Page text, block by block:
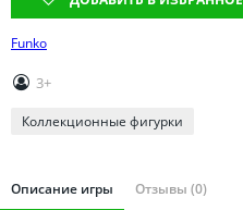
Томская область
Тюменская область
Funko
3+
Коллекционные фигурки
Описание игры Отзывы (0)